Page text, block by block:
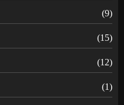
(9)
(15)
(12)
(1)